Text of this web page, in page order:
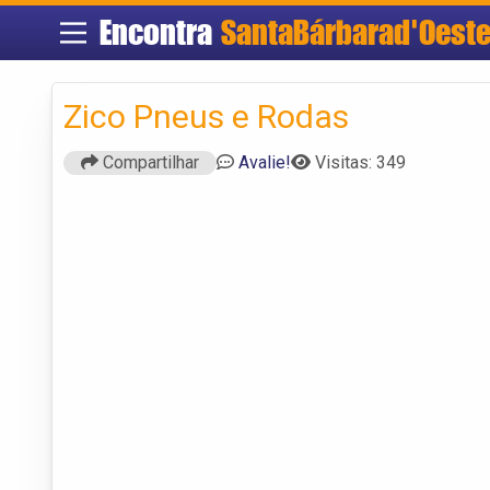
Encontra SantaBárbarad'Oeste
Zico Pneus e Rodas
Compartilhar Avalie! Visitas: 349